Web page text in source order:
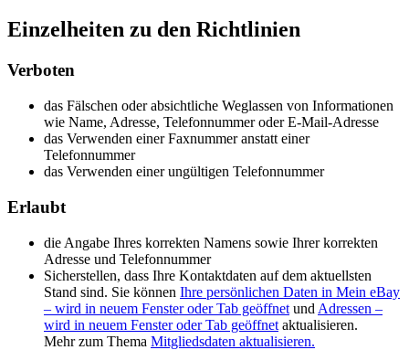
Einzelheiten zu den Richtlinien
Verboten
das Fälschen oder absichtliche Weglassen von Informationen
wie Name, Adresse, Telefonnummer oder E-Mail-Adresse
das Verwenden einer Faxnummer anstatt einer
Telefonnummer
das Verwenden einer ungültigen Telefonnummer
Erlaubt
die Angabe Ihres korrekten Namens sowie Ihrer korrekten
Adresse und Telefonnummer
Sicherstellen, dass Ihre Kontaktdaten auf dem aktuellsten
Stand sind. Sie können Ihre persönlichen Daten in Mein eBay
– wird in neuem Fenster oder Tab geöffnet und Adressen –
wird in neuem Fenster oder Tab geöffnet aktualisieren.
Mehr zum Thema Mitgliedsdaten aktualisieren.